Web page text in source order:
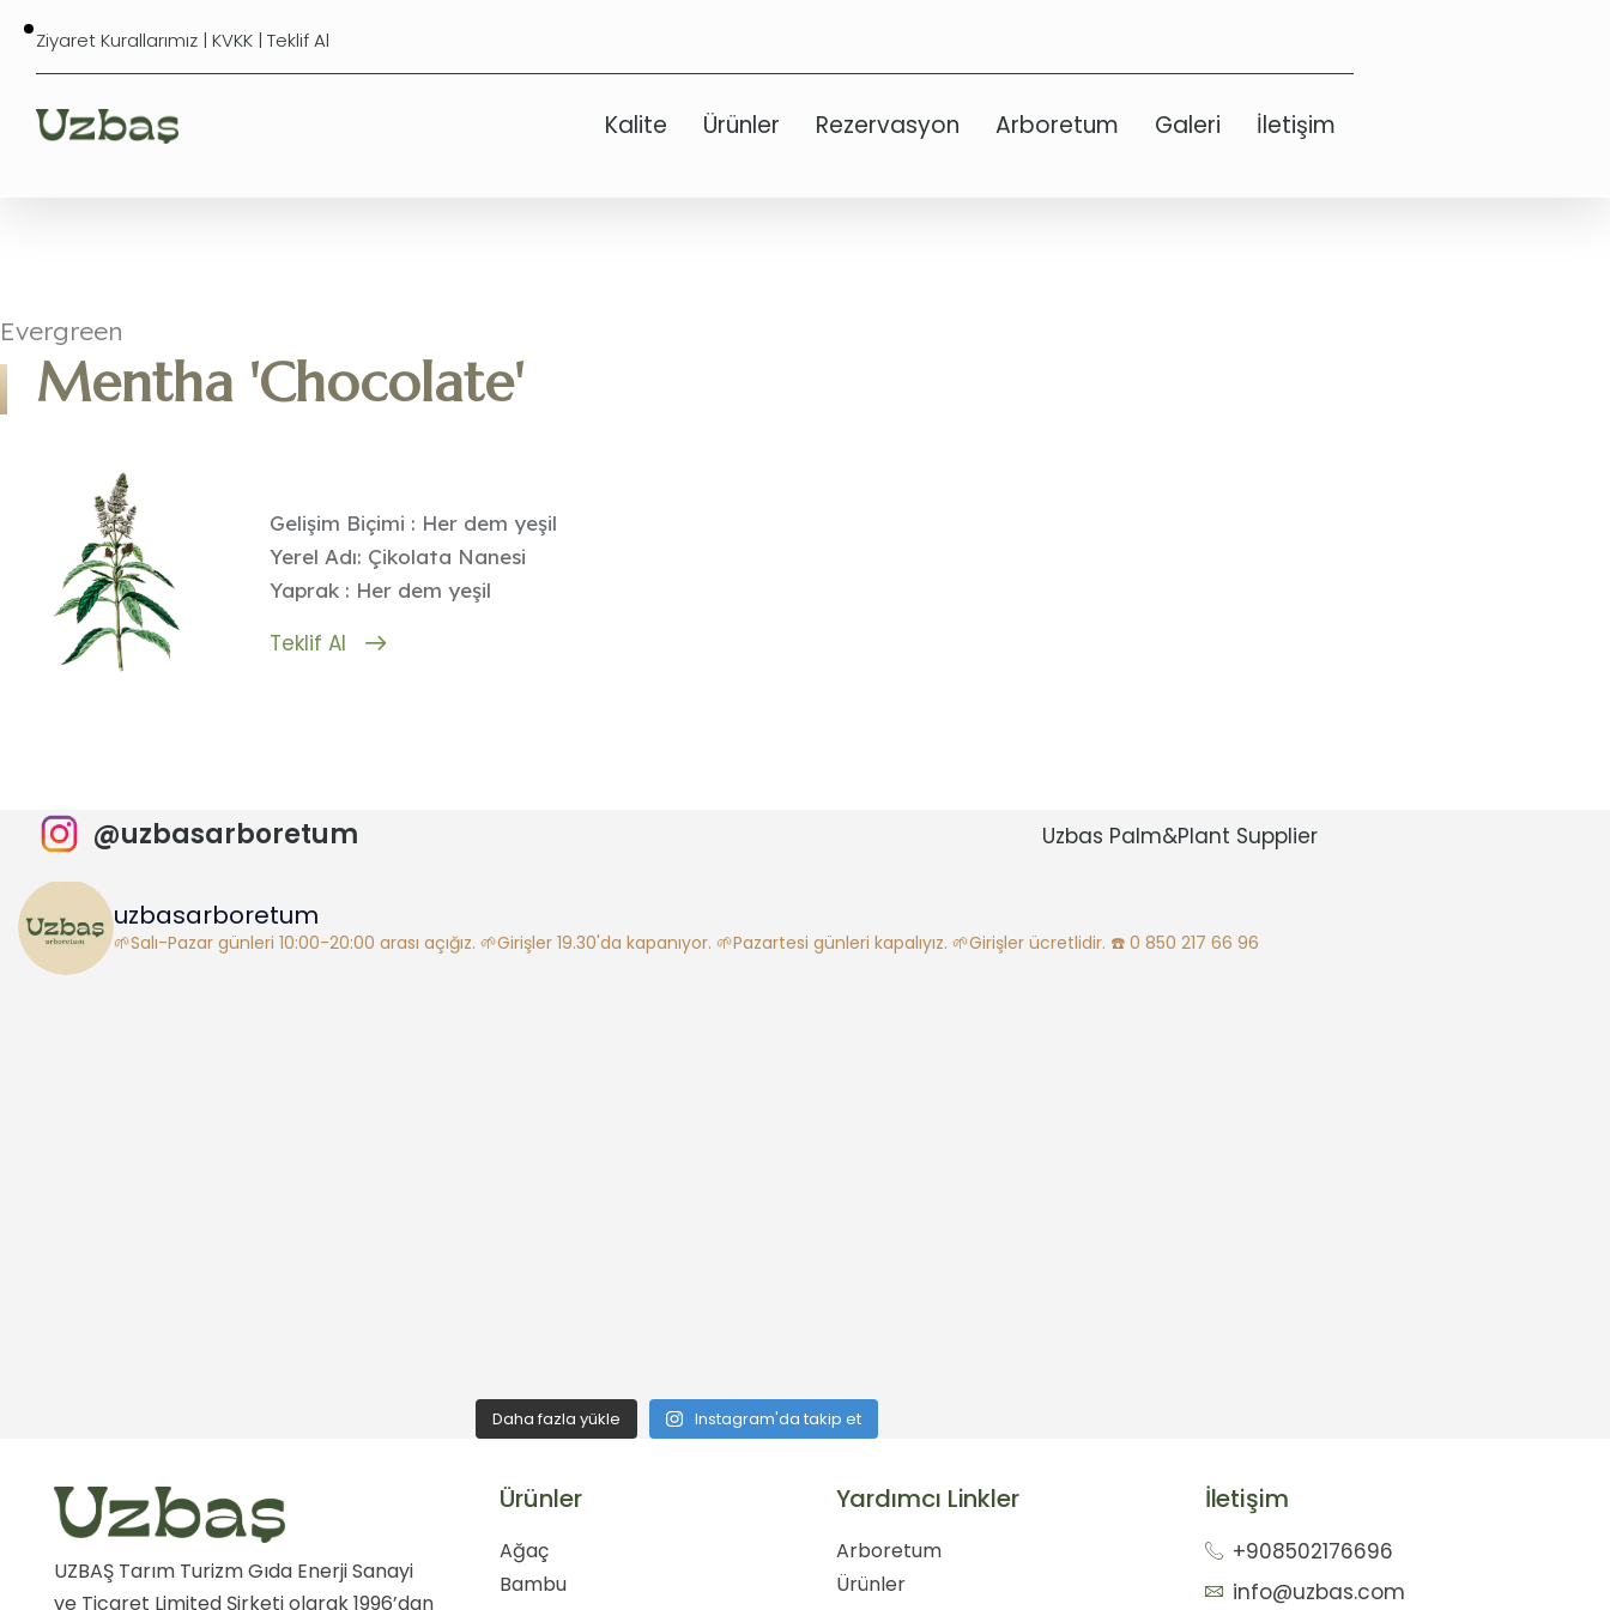
Ziyaret Kurallarımız | KVKK | Teklif Al
Kalite Ürünler Rezervasyon Arboretum Galeri İletişim
Evergreen
Mentha 'Chocolate'
Gelişim Biçimi : Her dem yeşil
Yerel Adı: Çikolata Nanesi
Yaprak : Her dem yeşil
Teklif Al
@uzbasarboretum Uzbas Palm&Plant Supplier
uzbasarboretum
🌱Salı-Pazar günleri 10:00-20:00 arası açığız. 🌱Girişler 19.30'da kapanıyor. 🌱Pazartesi günleri kapalıyız. 🌱Girişler ücretlidir. ☎️ 0 850 217 66 96
Daha fazla yükle Instagram'da takip et
UZBAŞ Tarım Turizm Gıda Enerji Sanayi
ve Ticaret Limited Şirketi olarak 1996’dan
Ürünler
Ağaç
Bambu
Yardımcı Linkler
Arboretum
Ürünler
İletişim
+908502176696
info@uzbas.com